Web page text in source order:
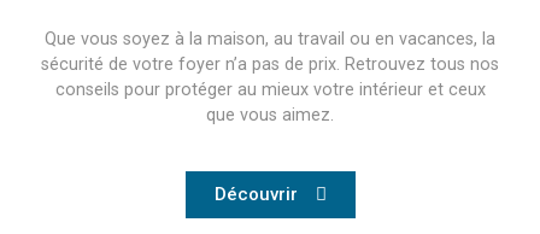
Que vous soyez à la maison, au travail ou en vacances, la
sécurité de votre foyer n’a pas de prix. Retrouvez tous nos
conseils pour protéger au mieux votre intérieur et ceux
que vous aimez.
Découvrir